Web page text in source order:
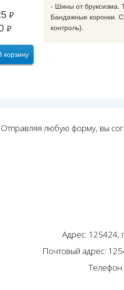
₽
₽
корзину
- Шины от бруксизма.
Бандажные коронки.
контроль).
Отправляя любую форму, вы
Адрес: 125424,
Почтовый адрес:
Телефон: